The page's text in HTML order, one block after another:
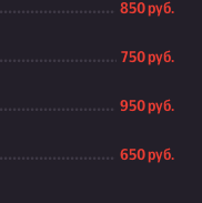
850 руб.
750 руб.
950 руб.
650 руб.